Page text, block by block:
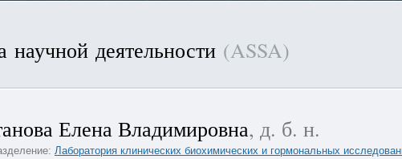
научной деятельности (ASSA)
Елена Владимировна, д. б. н.
Лаборатория клинических биохимических и гормональных